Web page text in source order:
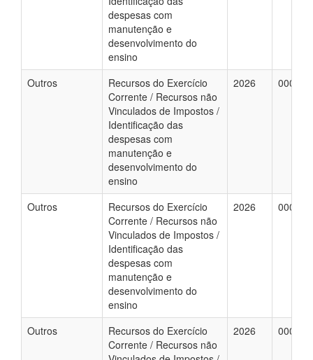
despesas com
manutenção e
desenvolvimento do
ensino
Outros
Recursos do Exercício
Corrente / Recursos não
Vinculados de Impostos /
Identificação das
despesas com
manutenção e
desenvolvimento do
ensino
2026
Outros
Recursos do Exercício
Corrente / Recursos não
Vinculados de Impostos /
Identificação das
despesas com
manutenção e
desenvolvimento do
ensino
2026
Outros
Recursos do Exercício
Corrente / Recursos não
2026